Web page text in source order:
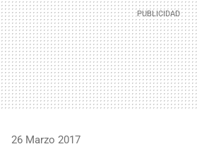
26 Marzo 2017